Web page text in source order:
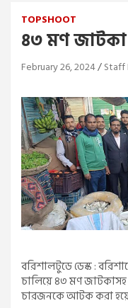
TOPSHOOT
৪৩ মণ
February 26, 2024
বরিশালটুডে ডেস্ক :
চালিয়ে ৪৩ মণ
চারজনকে আটক করা